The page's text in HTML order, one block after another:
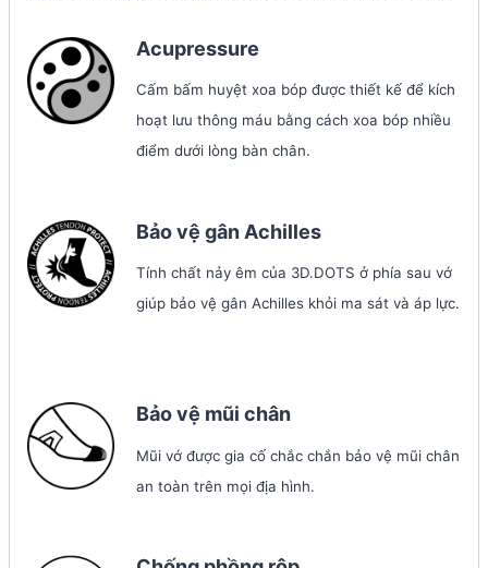
Acupressure
Cấm bấm huyệt xoa bóp được thiết kế để kích
hoạt lưu thông máu bằng cách xoa bóp nhiều
điểm dưới lòng bàn chân.
Bảo vệ gân Achilles
Tính chất nảy êm của 3D.DOTS ở phía sau vớ
giúp bảo vệ gân Achilles khỏi ma sát và áp lực.
Bảo vệ mũi chân
Mũi vớ được gia cố chắc chắn bảo vệ mũi chân
an toàn trên mọi địa hình.